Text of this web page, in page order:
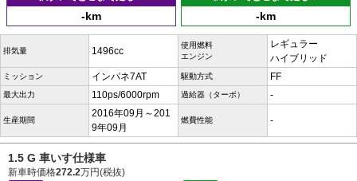
-km -km
排気量 1496cc
使用燃料
エンジン
レギュラー
ハイブリッド
ミッション インパネ7AT 駆動方式 FF
最大出力 110ps/6000rpm 過給器（ターボ） -
生産期間
2016年09月～201
9年09月
燃費性能 -
1.5 G 車いす仕様車
新車時価格272.2万円(税抜)